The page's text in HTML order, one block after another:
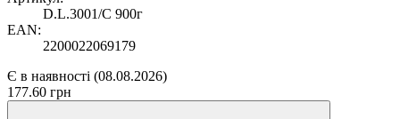
D.L.3001/C 900г
EAN:
2200022069179
Є в наявності (08.08.2026)
177.60 грн